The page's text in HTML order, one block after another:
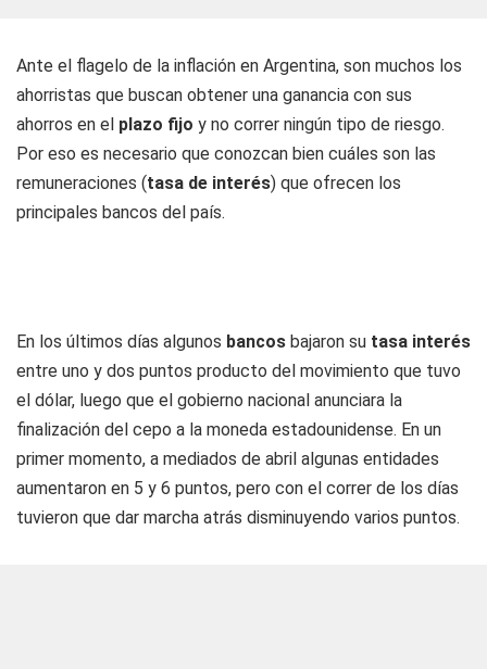
Ante el flagelo de la inflación en Argentina, son muchos los
ahorristas que buscan obtener una ganancia con sus
ahorros en el plazo fijo y no correr ningún tipo de riesgo.
Por eso es necesario que conozcan bien cuáles son las
remuneraciones (tasa de interés) que ofrecen los
principales bancos del país.
En los últimos días algunos bancos bajaron su tasa interés
entre uno y dos puntos producto del movimiento que tuvo
el dólar, luego que el gobierno nacional anunciara la
finalización del cepo a la moneda estadounidense. En un
primer momento, a mediados de abril algunas entidades
aumentaron en 5 y 6 puntos, pero con el correr de los días
tuvieron que dar marcha atrás disminuyendo varios puntos.